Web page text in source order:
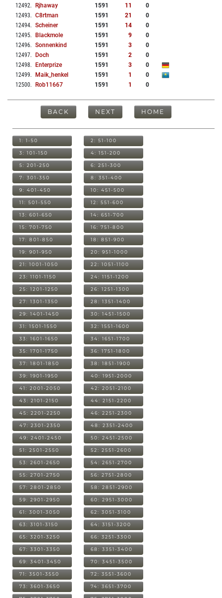
12492. Rjhaway 1591 11
0
12493. C8rtman 1591 21
0
12494. Scheiner 1591 14
0
12495. Blackmole 1591 9
0
12496. Sonnenkind 1591 3
0
12497. Doch 1591 2
0
12498. Enterprize 1591 3
0
12499. Maik_henkel 1591 1
0
12500. Rob11667 1591 1 0
BACK NEXT HOME
1: 1-50 2: 51-100
3: 101-150 4: 151-200
5: 201-250 6: 251-300
7: 301-350 8: 351-400
9: 401-450 10: 451-500
11: 501-550 12: 551-600
13: 601-650 14: 651-700
15: 701-750 16: 751-800
17: 801-850 18: 851-900
19: 901-950 20: 951-1000
21: 1001-1050 22: 1051-1100
23: 1101-1150 24: 1151-1200
25: 1201-1250 26: 1251-1300
27: 1301-1350 28: 1351-1400
29: 1401-1450 30: 1451-1500
31: 1501-1550 32: 1551-1600
33: 1601-1650 34: 1651-1700
35: 1701-1750 36: 1751-1800
37: 1801-1850 38: 1851-1900
39: 1901-1950 40: 1951-2000
41: 2001-2050 42: 2051-2100
43: 2101-2150 44: 2151-2200
45: 2201-2250 46: 2251-2300
47: 2301-2350 48: 2351-2400
49: 2401-2450 50: 2451-2500
51: 2501-2550 52: 2551-2600
53: 2601-2650 54: 2651-2700
55: 2701-2750 56: 2751-2800
57: 2801-2850 58: 2851-2900
59: 2901-2950 60: 2951-3000
61: 3001-3050 62: 3051-3100
63: 3101-3150 64: 3151-3200
65: 3201-3250 66: 3251-3300
67: 3301-3350 68: 3351-3400
69: 3401-3450 70: 3451-3500
71: 3501-3550 72: 3551-3600
73: 3601-3650 74: 3651-3700